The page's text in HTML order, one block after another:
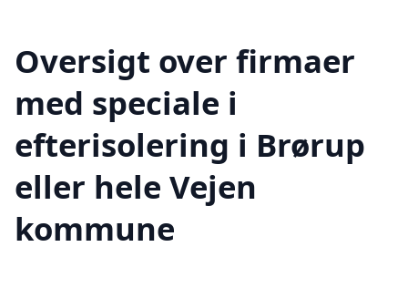
Oversigt over firmaer
med speciale i
efterisolering i Brørup
eller hele Vejen
kommune